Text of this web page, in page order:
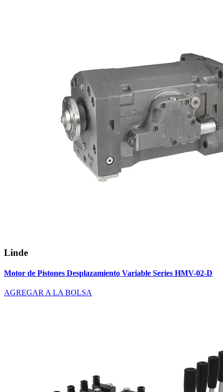
Linde
Motor de Pistones Desplazamiento Variable Series HMV-02-D
AGREGAR A LA BOLSA